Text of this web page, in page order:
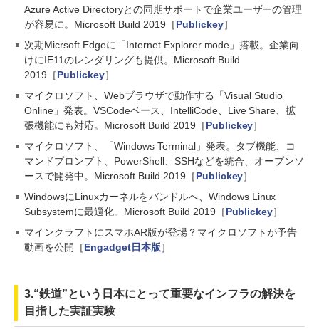
Azure Active Directoryとの同期サポートで企業ユーザーの管理
が容易に。Microsoft Build 2019［Publickey］
次期Micrsoft Edgeに「Internet Explorer mode」搭載。企業向
けにIE11のレンダリングも提供。Microsoft Build
2019［Publickey］
マイクロソフト、Webブラウザで動作する「Visual Studio
Online」発表。VSCodeベース、IntelliCode、Live Share、拡
張機能にも対応。Microsoft Build 2019［Publickey］
マイクロソフト、「Windows Terminal」発表。タブ機能、コ
マンドプロンプト、PowerShell、SSHなどを統合、オープンソ
ースで開発中。Microsoft Build 2019［Publickey］
WindowsにLinuxカーネルをバンドルへ、Windows Linux
Subsystemに最適化。Microsoft Build 2019［Publickey］
マインクラフトにスマホAR版が登場？マイクロソフトが予告
動画を公開［Engadget日本版］
3.“鉄道”という日本にとって重要なインフラの解決を
目指した実証実験